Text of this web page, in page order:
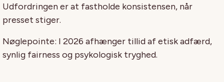
Udfordringen er at fastholde konsistensen, når
presset stiger.
Nøglepointe: I 2026 afhænger tillid af etisk adfærd,
synlig fairness og psykologisk tryghed.